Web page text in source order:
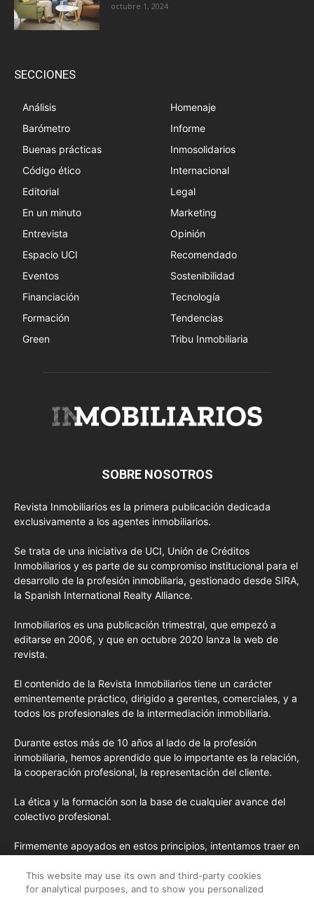
octubre 1, 2024
SECCIONES
Análisis
Barómetro
Buenas prácticas
Código ético
Editorial
En un minuto
Entrevista
Espacio UCI
Eventos
Financiación
Formación
Green
Homenaje
Informe
Inmosolidarios
Internacional
Legal
Marketing
Opinión
Recomendado
Sostenibilidad
Tecnología
Tendencias
Tribu Inmobiliaria
SOBRE NOSOTROS
Revista Inmobiliarios es la primera publicación dedicada
exclusivamente a los agentes inmobiliarios.
Se trata de una iniciativa de UCI, Unión de Créditos
Inmobiliarios y es parte de su compromiso institucional para el
desarrollo de la profesión inmobiliaria, gestionado desde SIRA,
la Spanish International Realty Alliance.
Inmobiliarios es una publicación trimestral, que empezó a
editarse en 2006, y que en octubre 2020 lanza la web de
revista.
El contenido de la Revista Inmobiliarios tiene un carácter
eminentemente práctico, dirigido a gerentes, comerciales, y a
todos los profesionales de la intermediación inmobiliaria.
Durante estos más de 10 años al lado de la profesión
inmobiliaria, hemos aprendido que lo importante es la relación,
la cooperación profesional, la representación del cliente.
La ética y la formación son la base de cualquier avance del
colectivo profesional.
Firmemente apoyados en estos principios, intentamos traer en
importados de EE.UU. y las opiniones y tendencias más
destacadas desde la pluma de nuestros colaboradores
This website may use its own and third-party cookies
for analytical purposes, and to show you personalized